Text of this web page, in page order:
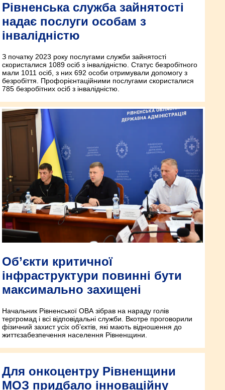
Рівненська служба зайнятості
надає послуги особам з
інвалідністю
З початку 2023 року послугами служби зайнятості
скористалися 1089 осіб з інвалідністю. Статус безробітного
мали 1011 осіб, з них 692 особи отримували допомогу з
безробіття. Профорієнтаційними послугами скористалися
785 безробітних осіб з інвалідністю.
Об’єкти критичної
інфраструктури повинні бути
максимально захищені
Начальник Рівненської ОВА зібрав на нараду голів
тергромад і всі відповідальні служби. Вкотре проговорили
фізичний захист усіх об’єктів, які мають відношення до
життєзабезпечення населення Рівненщини.
Для онкоцентру Рівненщини
МОЗ придбало інноваційну